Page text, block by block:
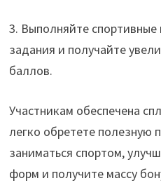
3. Выполняйте
задания и получайте
баллов.
Участникам обеспечена
легко обретете полезную
заниматься спортом,
форм и получите массу